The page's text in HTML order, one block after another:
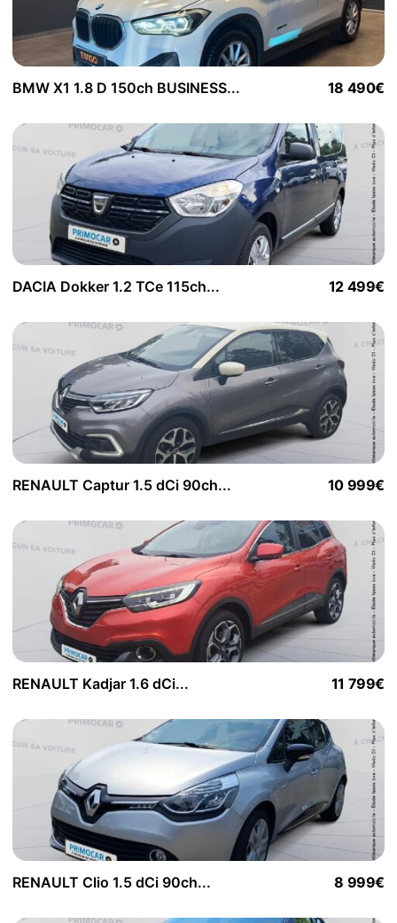
BMW X1 1.8 D 150ch BUSINESS... 18 490€
DACIA Dokker 1.2 TCe 115ch... 12 499€
RENAULT Captur 1.5 dCi 90ch... 10 999€
RENAULT Kadjar 1.6 dCi... 11 799€
RENAULT Clio 1.5 dCi 90ch... 8 999€